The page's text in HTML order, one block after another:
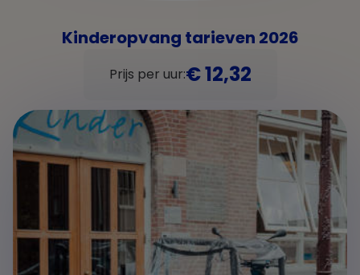
Kinderopvang tarieven 2026
Prijs per uur:€ 12,32